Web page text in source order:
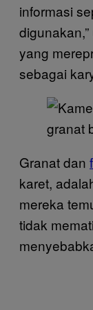
informasi
yang
sebagai
Granat dan
karet,
mereka
tidak